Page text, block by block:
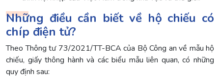
Những điều cần biết về hộ chiếu có
chíp điện tử?
Theo Thông tư 73/2021/TT-BCA của Bộ Công an về mẫu hộ
chiếu, giấy thông hành và các biểu mẫu liên quan, có những
quy định sau: